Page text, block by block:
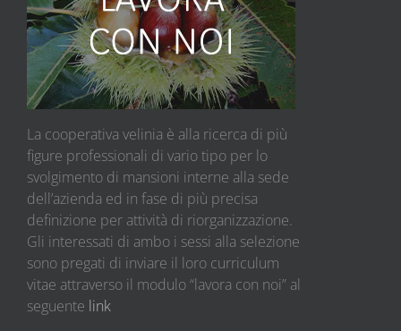
La cooperativa velinia è alla ricerca di più
figure professionali di vario tipo per lo
svolgimento di mansioni interne alla sede
dell’azienda ed in fase di più precisa
definizione per attività di riorganizzazione.
Gli interessati di ambo i sessi alla selezione
sono pregati di inviare il loro curriculum
vitae attraverso il modulo “lavora con noi” al
seguente link